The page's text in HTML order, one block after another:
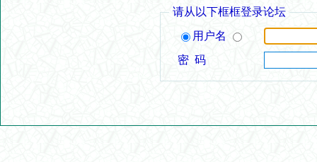
请从以下框框登录论坛
用户名
密 码